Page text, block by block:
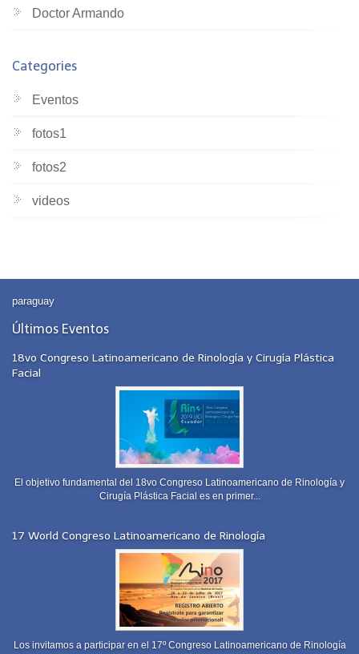
Doctor Armando
Categories
Eventos
fotos1
fotos2
videos
paraguay
Últimos Eventos
18vo Congreso Latinoamericano de Rinología y Cirugía Plástica
Facial
El objetivo fundamental del 18vo Congreso Latinoamericano de Rinología y
Cirugía Plástica Facial es en primer...
17 World Congreso Latinoamericano de Rinología
Los invitamos a participar en el 17º Congreso Latinoamericano de Rinología